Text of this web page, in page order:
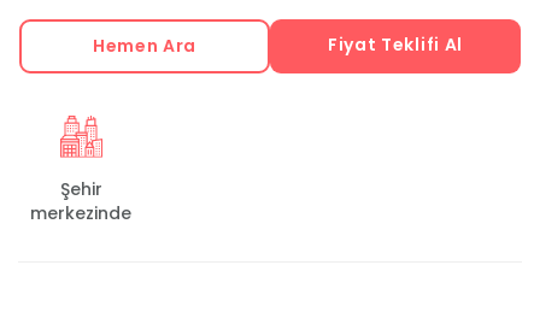
Hemen Ara Fiyat Teklifi Al
Şehir
merkezinde